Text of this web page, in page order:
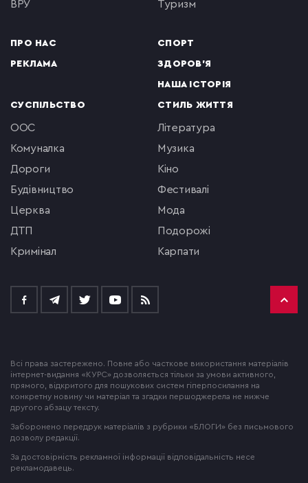
ВРУ
ПРО НАС
РЕКЛАМА
туризм
СПОРТ
ЗДОРОВ'Я
НАША ІСТОРІЯ
СУСПІЛЬСТВО
ООС
комуналка
Дороги
будівництво
церква
ДТП
кримінал
СТИЛЬ ЖИТТЯ
література
музика
кіно
фестивалі
мода
подорожі
Карпати
Всі права застережено. Повне або часткове використання матеріалів
інтернет-видання «КУРС» дозволяється тільки за умови активного,
прямого, відкритого для пошукових систем гіперпосилання на
конкретну новину чи матеріал та згадки першоджерела не нижче
другого абзацу тексту.
Заборонено передрук матеріалів з рубрики «БЛОГИ» без письмового
дозволу редакції.
За достовірність рекламної інформації відповідальність несе
рекламодавець.